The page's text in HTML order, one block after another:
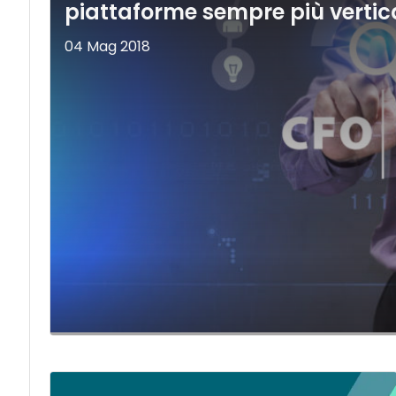
piattaforme sempre più
04 Mag 2018